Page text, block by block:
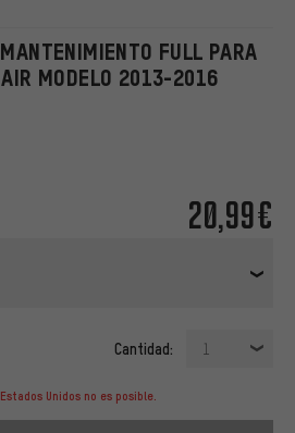
FULL PARA
AIR MODELO 2013-2016
20,99€
Cantidad: 1
Unidos no es posible.